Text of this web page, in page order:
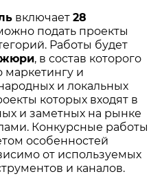
включает28
подать проекты
Работы будет
жюри, в состав которого
маркетингу и
и локальных
которых входят в
и заметных на рынке
Конкурсные работы
особенностей
от используемых
и каналов.